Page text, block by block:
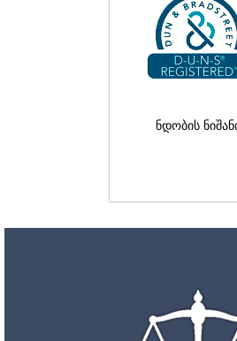
ნდობის